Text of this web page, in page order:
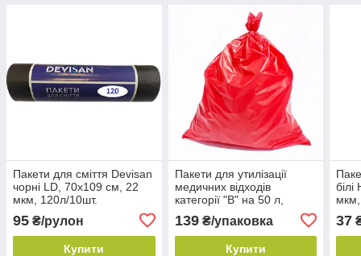
Пакети для сміття Devisan
чорні LD, 70х109 см, 22
мкм, 120л/10шт.
95 ₴/рулон
Купити
Пакети для утилізації
медичних відходів
категорії "B" на 50 л,
55х60 см, червоні (25 шт./
уп.), Devisan
139₴/упаковка
Купити
37